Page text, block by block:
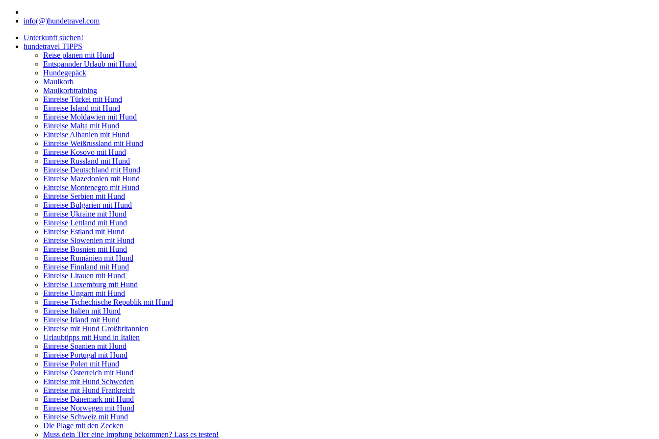
info(@)hundetravel.com
Unterkunft suchen!
hundetravel TIPPS
Reise planen mit Hund
Entspannder Urlaub mit Hund
Hundegepäck
Maulkorb
Maulkorbtraining
Einreise Türkei mit Hund
Einreise Island mit Hund
Einreise Moldawien mit Hund
Einreise Malta mit Hund
Einreise Albanien mit Hund
Einreise Weißrussland mit Hund
Einreise Kosovo mit Hund
Einreise Russland mit Hund
Einreise Deutschland mit Hund
Einreise Mazedonien mit Hund
Einreise Montenegro mit Hund
Einreise Serbien mit Hund
Einreise Bulgarien mit Hund
Einreise Ukraine mit Hund
Einreise Lettland mit Hund
Einreise Estland mit Hund
Einreise Slowenien mit Hund
Einreise Bosnien mit Hund
Einreise Rumänien mit Hund
Einreise Finnland mit Hund
Einreise Litauen mit Hund
Einreise Luxemburg mit Hund
Einreise Ungarn mit Hund
Einreise Tschechische Republik mit Hund
Einreise Italien mit Hund
Einreise Irland mit Hund
Einreise mit Hund Großbritannien
Urlaubtipps mit Hund in Italien
Einreise Spanien mit Hund
Einreise Portugal mit Hund
Einreise Polen mit Hund
Einreise Österreich mit Hund
Einreise mit Hund Schweden
Einreise mit Hund Frankreich
Einreise Dänemark mit Hund
Einreise Norwegen mit Hund
Einreise Schweiz mit Hund
Die Plage mit den Zecken
Muss dein Tier eine Impfung bekommen? Lass es testen!